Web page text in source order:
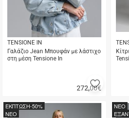
TENSIONE IN
Γαλάζιο Jean Μπουφάν με λάστιχο
στη μέση Tensione In
272,00€στα
μου
αγορά
ΕΚΠΤΩΣΗ-50%
NEO
NEO